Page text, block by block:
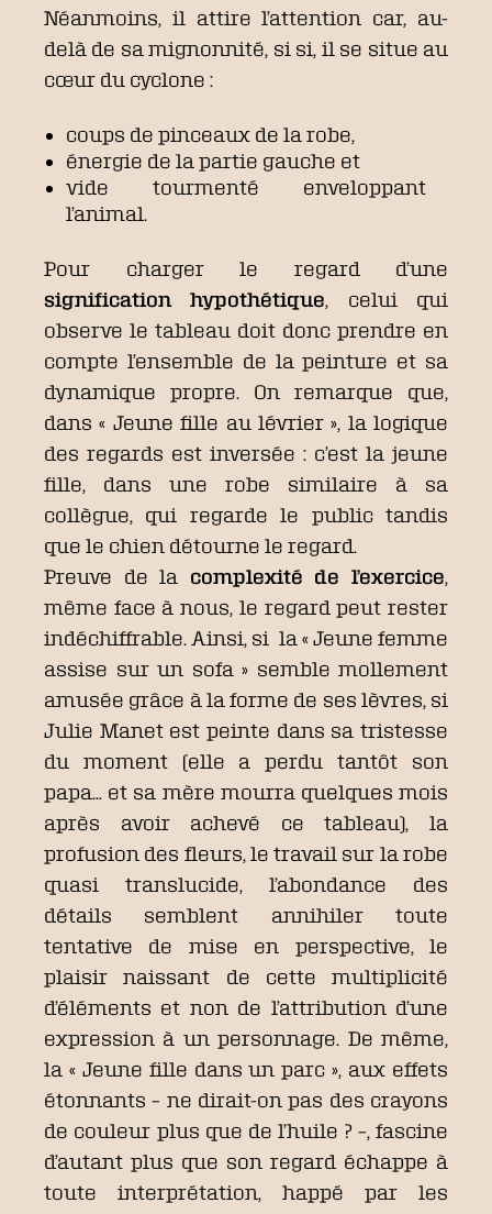
Néanmoins, il attire l’attention car, au-
delà de sa mignonnité, si si, il se situe au
cœur du cyclone :
coups de pinceaux de la robe,
énergie de la partie gauche et
vide tourmenté enveloppant
l’animal.
Pour charger le regard d’une
signification hypothétique, celui qui
observe le tableau doit donc prendre en
compte l’ensemble de la peinture et sa
dynamique propre. On remarque que,
dans « Jeune fille au lévrier », la logique
des regards est inversée : c’est la jeune
fille, dans une robe similaire à sa
collègue, qui regarde le public tandis
que le chien détourne le regard.
Preuve de la complexité de l’exercice,
même face à nous, le regard peut rester
indéchiffrable. Ainsi, si la « Jeune femme
assise sur un sofa » semble mollement
amusée grâce à la forme de ses lèvres, si
Julie Manet est peinte dans sa tristesse
du moment (elle a perdu tantôt son
papa… et sa mère mourra quelques mois
après avoir achevé ce tableau), la
profusion des fleurs, le travail sur la robe
quasi translucide, l’abondance des
détails semblent annihiler toute
tentative de mise en perspective, le
plaisir naissant de cette multiplicité
d’éléments et non de l’attribution d’une
expression à un personnage. De même,
la « Jeune fille dans un parc », aux effets
étonnants – ne dirait-on pas des crayons
de couleur plus que de l’huile ? –, fascine
d’autant plus que son regard échappe à
toute interprétation, happé par les